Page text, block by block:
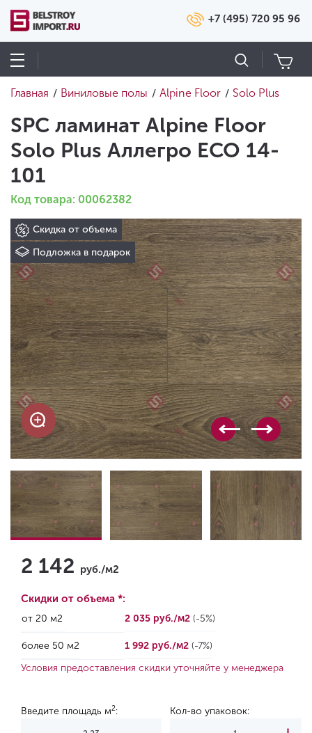
+7 (495) 720 95 96
Главная / Виниловые полы / Alpine Floor / Solo Plus
SPC ламинат Alpine Floor
Solo Plus Аллегро ЕСО 14-
101
Код товара: 00062382
Скидка от объема
Подложка в подарок
2 142 руб./м2
Скидки от объема *:
от 20 м2 2 035 руб./м2 (-5%)
более 50 м2 1 992 руб./м2 (-7%)
Условия предоставления скидки уточняйте у менеджера
Введите площадь м2: Кол-во упаковок: